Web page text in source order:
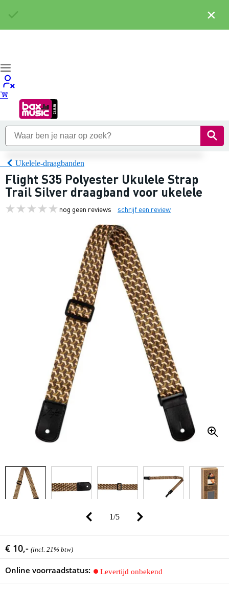
Ukelele-draagbanden
Flight S35 Polyester Ukulele Strap
Trail Silver draagband voor ukelele
nog geen reviews schrijf een review
1/5
€ 10,- (incl. 21% btw)
Online voorraadstatus: Levertijd onbekend
×